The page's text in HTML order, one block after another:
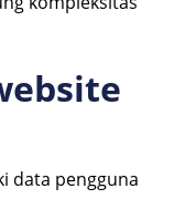
data pengguna